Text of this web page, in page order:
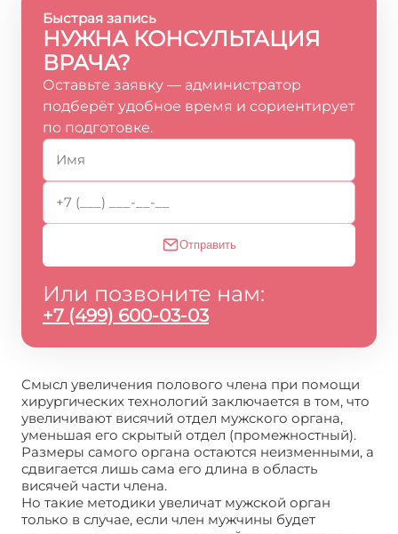
Быстрая запись
НУЖНА КОНСУЛЬТАЦИЯ
ВРАЧА?
Оставьте заявку — администратор
подберёт удобное время и сориентирует
по подготовке.
Отправить
Или позвоните нам:
+7 (499) 600-03-03
Смысл увеличения полового члена при помощи
хирургических технологий заключается в том, что
увеличивают висячий отдел мужского органа,
уменьшая его скрытый отдел (промежностный).
Размеры самого органа остаются неизменными, а
сдвигается лишь сама его длина в область
висячей части члена.
Но такие методики увеличат мужской орган
только в случае, если член мужчины будет